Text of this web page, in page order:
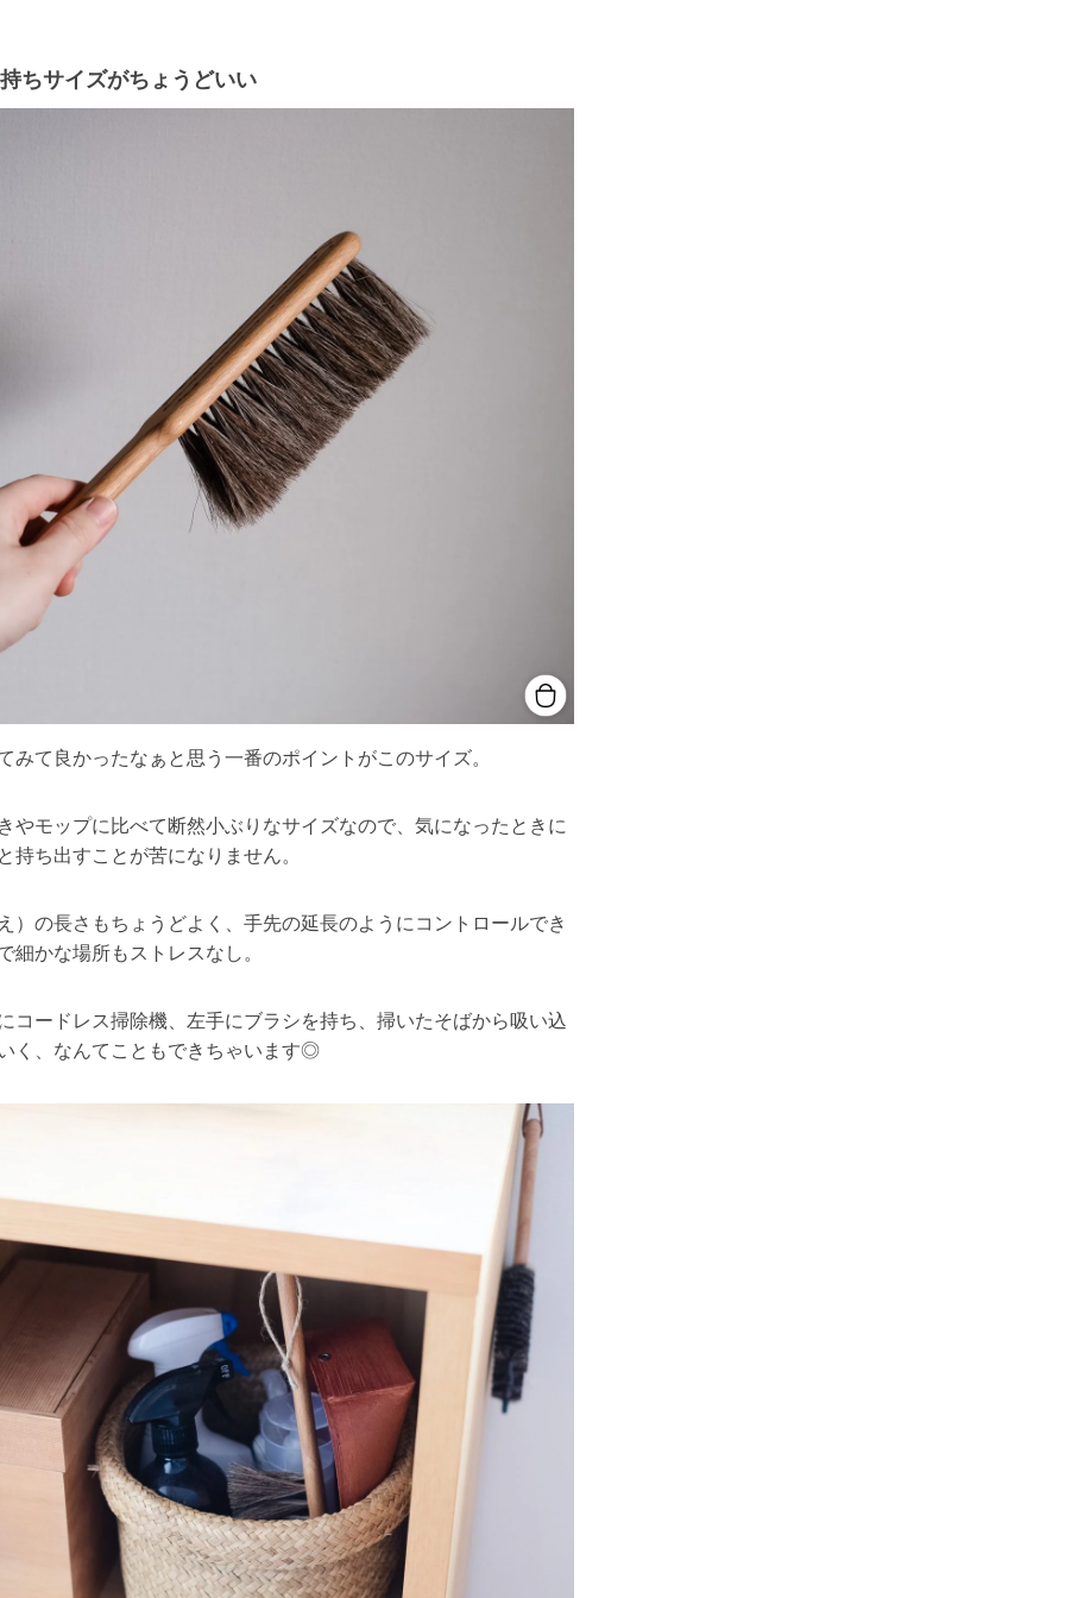
ちサイズがちょうどいい
みて良かったなぁと思う一番のポイントがこのサイズ。
やモップに比べて断然小ぶりなサイズなので、気になったときに
持ち出すことが苦になりません。
）の長さもちょうどよく、手先の延長のようにコントロールでき
細かな場所もストレスなし。
コードレス掃除機、左手にブラシを持ち、掃いたそばから吸い込
く、なんてこともできちゃいます◎